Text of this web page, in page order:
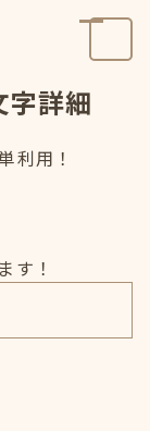
字詳細
利用！
す！